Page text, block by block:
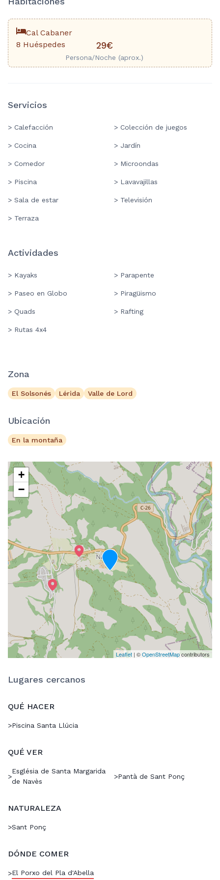
Cal Cabaner
8 Huéspedes
29€
Persona/Noche (aprox.)
Servicios
> Calefacción > Colección de juegos
> Cocina > Jardín
> Comedor > Microondas
> Piscina > Lavavajillas
> Sala de estar > Televisión
> Terraza
Actividades
> Kayaks > Parapente
> Paseo en Globo > Piragüismo
> Quads > Rafting
> Rutas 4x4
Zona
El Solsonés Lérida Valle de Lord
Ubicación
En la montaña
+
−
Leaflet | ©OpenStreetMapcontributors
Lugares cercanos
QUÉ HACER
>Piscina Santa Llúcia
QUÉ VER
>
Església de Santa Margarida
de Navès
>Pantà de Sant Ponç
NATURALEZA
>Sant Ponç
DÓNDE COMER
>El Porxo del Pla d'Abella